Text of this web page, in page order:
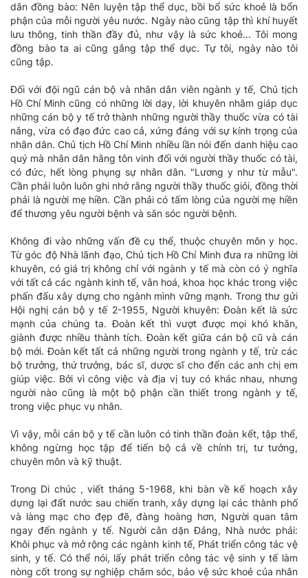
dân đồng bào: Nên luyện tập thể dục, bồi bổ sức khoẻ là bổn
phận của mỗi người yêu nước. Ngày nào cũng tập thì khí huyết
lưu thông, tinh thần đầy đủ, như vậy là sức khoẻ... Tôi mong
đồng bào ta ai cũng gắng tập thể dục. Tự tôi, ngày nào tôi
cũng tập.
Đối với đội ngũ cán bộ và nhân dân viên ngành y tế, Chủ tịch
Hồ Chí Minh cũng có những lời dạy, lời khuyên nhằm giáp dục
những cán bộ y tế trở thành những người thầy thuốc vừa có tài
nǎng, vừa có đạo đức cao cả, xứng đáng với sự kính trọng của
nhân dân. Chủ tịch Hồ Chí Minh nhiều lần nói đến danh hiệu cao
quý mà nhân dân hằng tôn vinh đối với người thầy thuốc có tài,
có đức, hết lòng phụng sự nhân dân. "Lương y như từ mẫu".
Cần phải luôn luôn ghi nhớ rằng người thầy thuốc giỏi, đồng thời
phải là người mẹ hiền. Cần phải có tấm lòng của người mẹ hiền
để thương yêu người bệnh và sǎn sóc người bệnh.
Không đi vào những vấn đề cụ thể, thuộc chuyên môn y học.
Từ góc độ Nhà lãnh đạo, Chủ tịch Hồ Chí Minh đưa ra những lời
khuyên, có giá trị không chỉ với ngành y tế mà còn có ý nghĩa
với tất cả các ngành kinh tế, vǎn hoá, khoa học khác trong việc
phấn đấu xây dựng cho ngành mình vững mạnh. Trong thư gửi
Hội nghị cán bộ y tế 2-1955, Người khuyên: Đoàn kết là sức
mạnh của chúng ta. Đoàn kết thì vượt được mọi khó khǎn,
giành được nhiều thành tích. Đoàn kết giữa cán bộ cũ và cán
bộ mới. Đoàn kết tất cả những người trong ngành y tế, trừ các
bộ trưởng, thứ trưởng, bác sĩ, dược sĩ cho đến các anh chị em
giúp việc. Bởi vì công việc và địa vị tuy có khác nhau, nhưng
người nào cũng là một bộ phận cần thiết trong ngành y tế,
trong việc phục vụ nhân.
Vì vậy, mỗi cán bộ y tế cần luôn có tinh thần đoàn kết, tập thể,
không ngừng học tập để tiến bộ cả về chính trị, tư tưởng,
chuyên môn và kỹ thuật.
Trong Di chúc , viết tháng 5-1968, khi bàn về kế hoạch xây
dựng lại đất nước sau chiến tranh, xây dựng lại các thành phố
và làng mạc cho đẹp đẽ, đàng hoàng hơn, Người quan tâm
ngay đến ngành y tế. Người cǎn dặn Đảng, Nhà nước phải:
Khôi phục và mở rộng các ngành kinh tế, Phát triển công tác vệ
sinh, y tế. Có thể nói, lấy phát triển công tác vệ sinh y tế làm
nòng cốt trong sự nghiệp chǎm sóc, bảo vệ sức khoẻ của nhân